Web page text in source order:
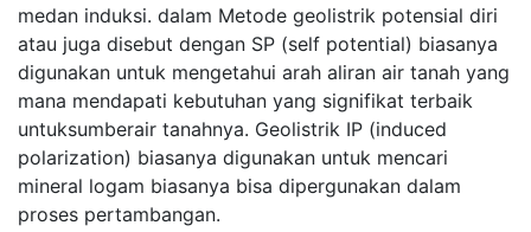
medan induksi. dalam Metode geolistrik potensial diri
atau juga disebut dengan SP (self potential) biasanya
digunakan untuk mengetahui arah aliran air tanah yang
mana mendapati kebutuhan yang signifikat terbaik
untuksumberair tanahnya. Geolistrik IP (induced
polarization) biasanya digunakan untuk mencari
mineral logam biasanya bisa dipergunakan dalam
proses pertambangan.